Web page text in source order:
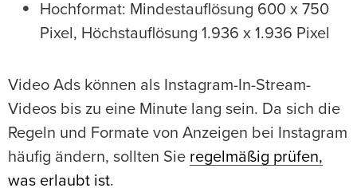
Hochformat: Mindestauflösung 600 x 750
Pixel, Höchstauflösung 1.936 x 1.936 Pixel
Video Ads können als Instagram-In-Stream-
Videos bis zu eine Minute lang sein. Da sich die
Regeln und Formate von Anzeigen bei Instagram
häufig ändern, sollten Sie regelmäßig prüfen,
was erlaubt ist.